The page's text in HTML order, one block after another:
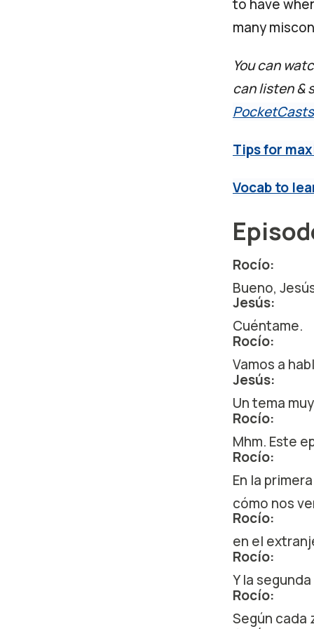
to have
many
You can
can listen &
PocketCasts
Tips for
Vocab to
Rocío:
Bueno,
Jesús:
Cuéntame.
Rocío:
Vamos a
Jesús:
Un tema
Rocío:
Mhm. Este
Rocío:
En la
cómo nos
Rocío:
en el
Rocío:
Y la
Rocío:
Según cada